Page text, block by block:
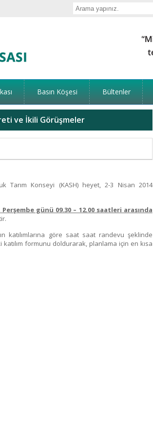
Basın Köşesi Bültenler
ve İkili Görüşmeler
Tarım Konseyi (KASH) heyet, 2-3 Nisan 2014
Perşembe günü 09.30 – 12.00 saatleri arasında
katılımlarına göre saat saat randevu şeklinde
formunu doldurarak, planlama için en kısa